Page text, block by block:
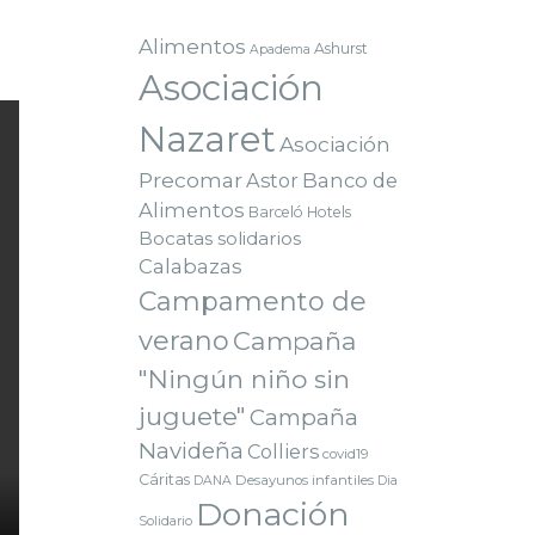
Alimentos Apadema Ashurst
Asociación
NazaretAsociación
PrecomarAstor Banco de
Alimentos Barceló Hotels
Bocatas solidarios
Calabazas
Campamento de
verano Campaña
"Ningún niño sin
juguete" Campaña
Navideña Colliers covid19
Cáritas DANA Desayunos infantiles Dia
Solidario Donación